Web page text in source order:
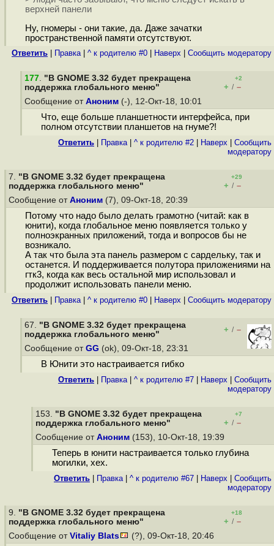
верхней панели
Ну, гномеры - они такие, да. Даже зачатки
пространственной памяти отсутствуют.
Ответить Правка| ^ к родителю #0 Наверх Cообщить модератору
177. "В GNOME 3.32 будет прекращена
поддержка глобального меню"
+2
+ / –
Сообщение от Аноним (-), 12-Окт-18, 10:01
Что, еще больше планшетности интерфейса, при
полном отсутствии планшетов на гнуме?!
Ответить Правка| ^ к родителю #2 Наверх
Cообщить
модератору
7. "В GNOME 3.32 будет прекращена
поддержка глобального меню"
+29
+ / –
Сообщение от Аноним (7), 09-Окт-18, 20:39
Потому что надо было делать грамотно (читай: как в
юнити), когда глобальное меню появляется только у
полноэкранных приложений, тогда и вопросов бы не
возникало.
А так что была эта панель размером с сардельку, так и
останется. И поддерживается полутора приложениями на
гтк3, когда как весь остальной мир использовал и
продолжит использовать панели меню.
Ответить Правка| ^ к родителю #0 Наверх Cообщить модератору
67. "В GNOME 3.32 будет прекращена
поддержка глобального меню"
+ / –
Сообщение от GG (ok), 09-Окт-18, 23:31
В Юнити это настраивается гибко
Ответить Правка| ^ к родителю #7 Наверх
Cообщить
модератору
153. "В GNOME 3.32 будет прекращена
поддержка глобального меню"
+7
+ / –
Сообщение от Аноним (153), 10-Окт-18, 19:39
Теперь в юнити настраивается только глубина
могилки, хех.
Ответить Правка| ^ к родителю #67 Наверх
Cообщить
модератору
9. "В GNOME 3.32 будет прекращена
поддержка глобального меню"
+18
+ / –
Сообщение от Vitaliy Blats (?), 09-Окт-18, 20:46